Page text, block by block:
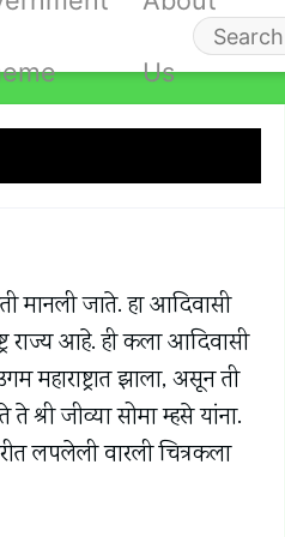
Us
Search
मानली जाते. हा आदिवासी
राज्य आहे. ही कला आदिवासी
झाला, असून ती
जीव्या सोमा म्हसे यांना.
लपलेली वारली चित्रकला